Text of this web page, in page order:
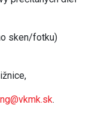
sken/fotku)
.